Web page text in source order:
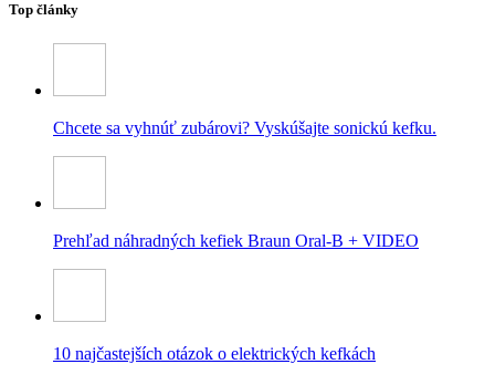
Top články
Chcete sa vyhnúť zubárovi? Vyskúšajte sonickú kefku.
Prehľad náhradných kefiek Braun Oral-B + VIDEO
10 najčastejších otázok o elektrických kefkách